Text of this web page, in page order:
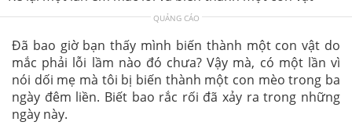
QUẢNG CÁO
Đã bao giờ bạn thấy mình biến thành một con vật do
mắc phải lỗi lầm nào đó chưa? Vậy mà, có một lần vì
nói dối mẹ mà tôi bị biến thành một con mèo trong ba
ngày đêm liền. Biết bao rắc rối đã xảy ra trong những
ngày này.